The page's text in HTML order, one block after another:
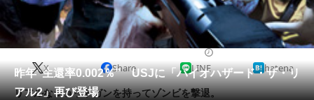
住まい 教育・育児
リサーチ
会員記事
昨年“生還率0.002％” USJに「バイオハザード・ザ・リ
アル2」再び登場
X Share LINE hatena
リアルなショットガンを持ってゾンビを撃退。